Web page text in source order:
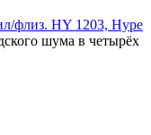
флиз. HY 1203, Hype
шума в четырёх